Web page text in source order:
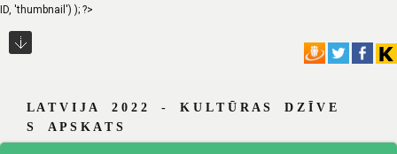
ID, 'thumbnail') ); ?>
L A T V I J A 2 0 2 2 - K U L T Ū R A S D Z Ī V E
S A P S K A T S